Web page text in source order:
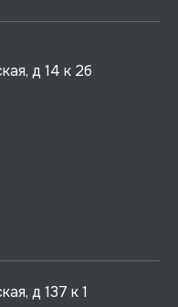
д 14 к 2б
д 137 к 1